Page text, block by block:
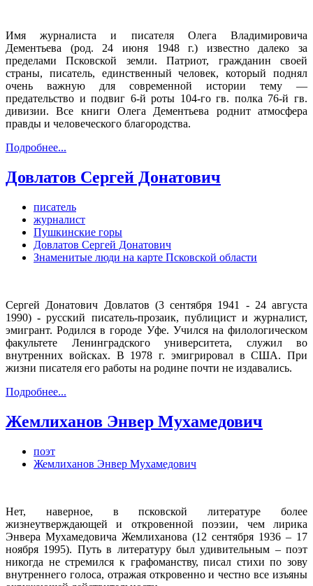
Имя журналиста и писателя Олега Владимировича
Дементьева (род. 24 июня 1948 г.) известно далеко за
пределами Псковской земли. Патриот, гражданин своей
страны, писатель, единственный человек, который поднял
очень важную для современной истории тему —
предательство и подвиг 6-й роты 104-го гв. полка 76-й гв.
дивизии. Все книги Олега Дементьева роднит атмосфера
правды и человеческого благородства.
Подробнее...
Довлатов Сергей Донатович
писатель
журналист
Пушкинские горы
Довлатов Сергей Донатович
Знаменитые люди на карте Псковской области
Сергей Донатович Довлатов (3 сентября 1941 - 24 августа
1990) -русский писатель-прозаик, публицист и журналист,
эмигрант. Родился в городе Уфе. Учился на филологическом
факультете Ленинградского университета, служил во
внутренних войсках. В 1978 г. эмигрировал в США. При
жизни писателя его работы на родине почти не издавались.
Подробнее...
Жемлиханов Энвер Мухамедович
поэт
Жемлиханов Энвер Мухамедович
Нет, наверное, в псковской литературе более
жизнеутверждающей и откровенной поэзии, чем лирика
Энвера Мухамедовича Жемлиханова (12 сентября 1936 – 17
ноября 1995). Путь в литературу был удивительным – поэт
никогда не стремился к графоманству, писал стихи по зову
внутреннего голоса, отражая откровенно и честно все изъяны